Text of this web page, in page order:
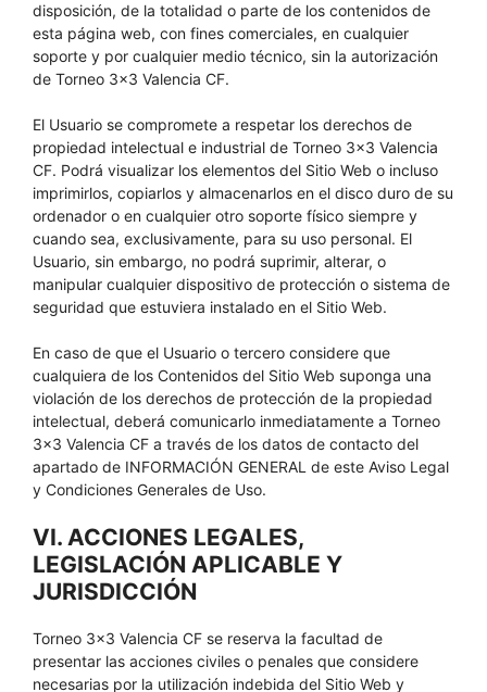
disposición, de la totalidad o parte de los contenidos de
esta página web, con fines comerciales, en cualquier
soporte y por cualquier medio técnico, sin la autorización
de Torneo 3×3 Valencia CF.
El Usuario se compromete a respetar los derechos de
propiedad intelectual e industrial de Torneo 3×3 Valencia
CF. Podrá visualizar los elementos del Sitio Web o incluso
imprimirlos, copiarlos y almacenarlos en el disco duro de su
ordenador o en cualquier otro soporte físico siempre y
cuando sea, exclusivamente, para su uso personal. El
Usuario, sin embargo, no podrá suprimir, alterar, o
manipular cualquier dispositivo de protección o sistema de
seguridad que estuviera instalado en el Sitio Web.
En caso de que el Usuario o tercero considere que
cualquiera de los Contenidos del Sitio Web suponga una
violación de los derechos de protección de la propiedad
intelectual, deberá comunicarlo inmediatamente a Torneo
3×3 Valencia CF a través de los datos de contacto del
apartado de INFORMACIÓN GENERAL de este Aviso Legal
y Condiciones Generales de Uso.
VI. ACCIONES LEGALES,
LEGISLACIÓN APLICABLE Y
JURISDICCIÓN
Torneo 3×3 Valencia CF se reserva la facultad de
presentar las acciones civiles o penales que considere
necesarias por la utilización indebida del Sitio Web y